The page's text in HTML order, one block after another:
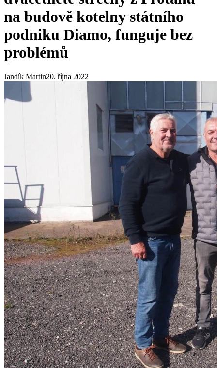
na budově kotelny státního
podniku Diamo, funguje bez
problémů
Jandík Martin20. října 2022